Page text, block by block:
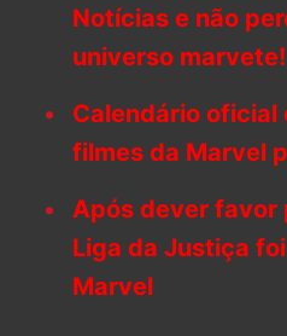
Notícias e não
universo marvete!
Calendário
filmes da Marvel
Após dever favor
Liga da Justiça
Marvel